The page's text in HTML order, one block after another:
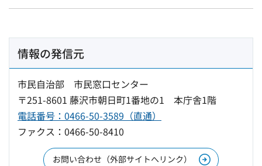
情報の発信元
市民自治部 市民窓口センター
〒251-8601 藤沢市朝日町1番地の1 本庁舎1階
電話番号：0466-50-3589（直通）
ファクス：0466-50-8410
お問い合わせ（外部サイトへリンク）